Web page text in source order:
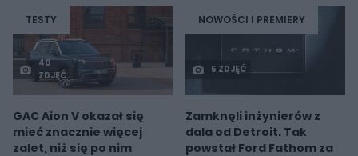
TESTY
40
ZDJĘĆ
GAC Aion V okazał się
mieć znacznie więcej
zalet, niż się po nim
NOWOŚCI I PREMIERY
5 ZDJĘĆ
Zamknęli inżynierów z
dala od Detroit. Tak
powstał Ford Fathom za